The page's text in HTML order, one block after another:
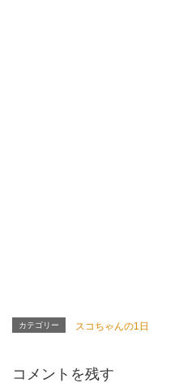
カテゴリー スコちゃんの1日
コメントを残す